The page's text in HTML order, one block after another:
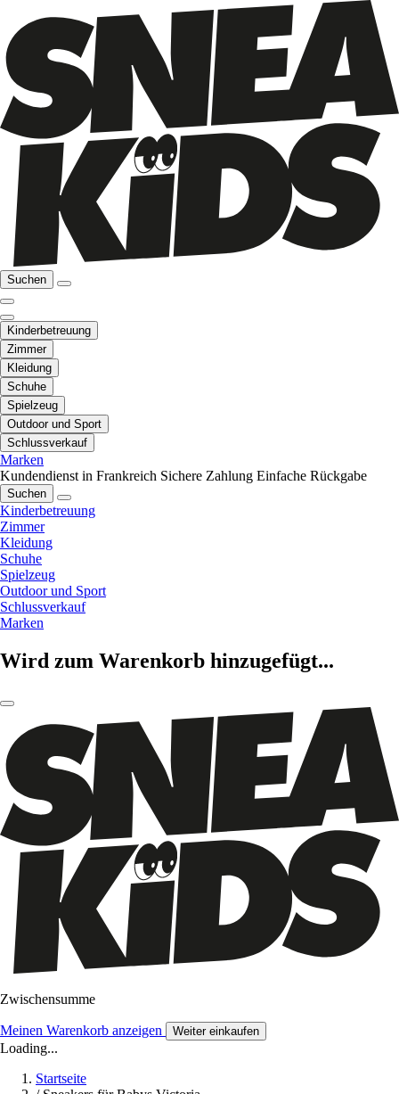
Suchen
Kinderbetreuung
Zimmer
Kleidung
Schuhe
Spielzeug
Outdoor und Sport
Schlussverkauf
Marken
Kundendienst in Frankreich Sichere Zahlung Einfache Rückgabe
Suchen
Kinderbetreuung
Zimmer
Kleidung
Schuhe
Spielzeug
Outdoor und Sport
Schlussverkauf
Marken
Wird zum Warenkorb hinzugefügt...
Zwischensumme
Meinen Warenkorb anzeigen Weiter einkaufen
Loading...
Startseite